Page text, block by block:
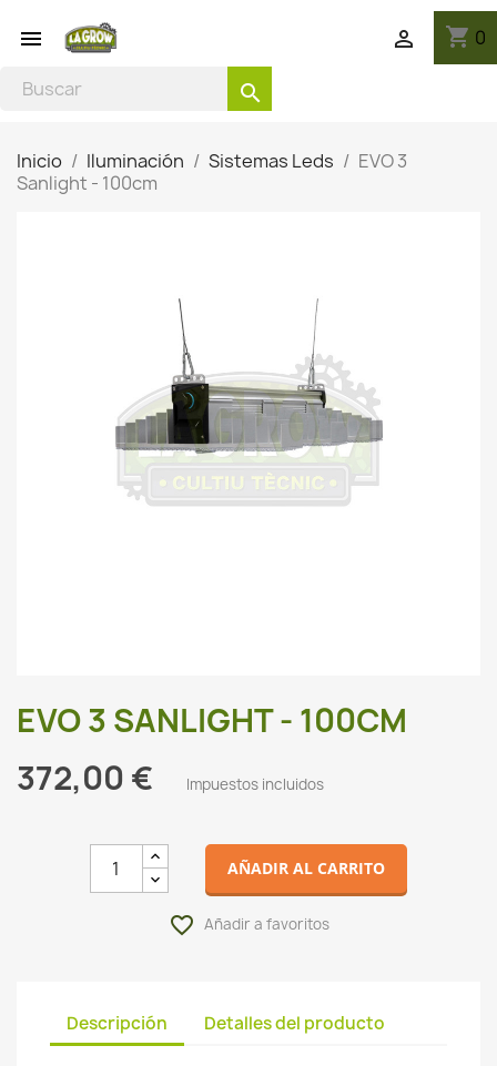
 shopping_cart 0

search
Inicio Iluminación Sistemas Leds
EVO 3
Sanlight - 100cm
EVO 3 SANLIGHT - 100CM
372,00 €
Impuestos incluidos
AÑADIR AL CARRITO
favorite_border
Descripción Detalles del producto